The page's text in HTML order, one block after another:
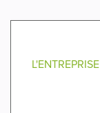
L'ENTREPRISE